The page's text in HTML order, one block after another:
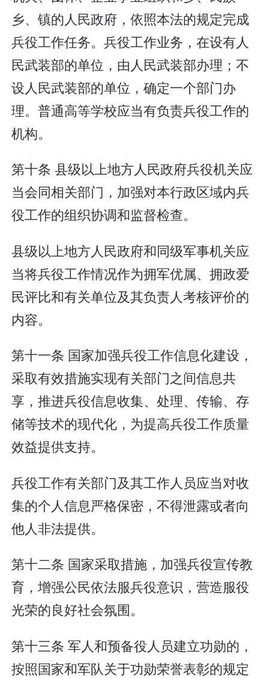
乡、镇的人民政府，依照本法的规定完成
兵役工作任务。兵役工作业务，在设有人
民武装部的单位，由人民武装部办理；不
设人民武装部的单位，确定一个部门办
理。普通高等学校应当有负责兵役工作的
机构。
第十条 县级以上地方人民政府兵役机关应
当会同相关部门，加强对本行政区域内兵
役工作的组织协调和监督检查。
县级以上地方人民政府和同级军事机关应
当将兵役工作情况作为拥军优属、拥政爱
民评比和有关单位及其负责人考核评价的
内容。
第十一条 国家加强兵役工作信息化建设，
采取有效措施实现有关部门之间信息共
享，推进兵役信息收集、处理、传输、存
储等技术的现代化，为提高兵役工作质量
效益提供支持。
兵役工作有关部门及其工作人员应当对收
集的个人信息严格保密，不得泄露或者向
他人非法提供。
第十二条 国家采取措施，加强兵役宣传教
育，增强公民依法服兵役意识，营造服役
光荣的良好社会氛围。
第十三条 军人和预备役人员建立功勋的，
按照国家和军队关于功勋荣誉表彰的规定